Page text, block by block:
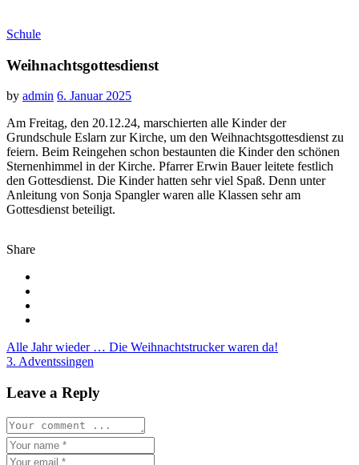
Schule
Weihnachtsgottesdienst
by admin 6. Januar 2025
Am Freitag, den 20.12.24, marschierten alle Kinder der
Grundschule Eslarn zur Kirche, um den Weihnachtsgottesdienst zu
feiern. Beim Reingehen schon bestaunten die Kinder den schönen
Sternenhimmel in der Kirche. Pfarrer Erwin Bauer leitete festlich
den Gottesdienst. Die Kinder hatten sehr viel Spaß. Denn unter
Anleitung von Sonja Spangler waren alle Klassen sehr am
Gottesdienst beteiligt.
Share
Beitragsnavigation
Alle Jahr wieder … Die Weihnachtstrucker waren da!
3. Adventssingen
Leave a Reply